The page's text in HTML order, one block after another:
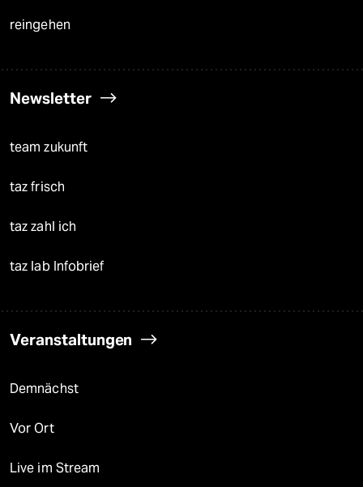
reingehen
Newsletter
team zukunft
taz frisch
taz zahl ich
taz lab Infobrief
Veranstaltungen
Demnächst
Vor Ort
Live im Stream